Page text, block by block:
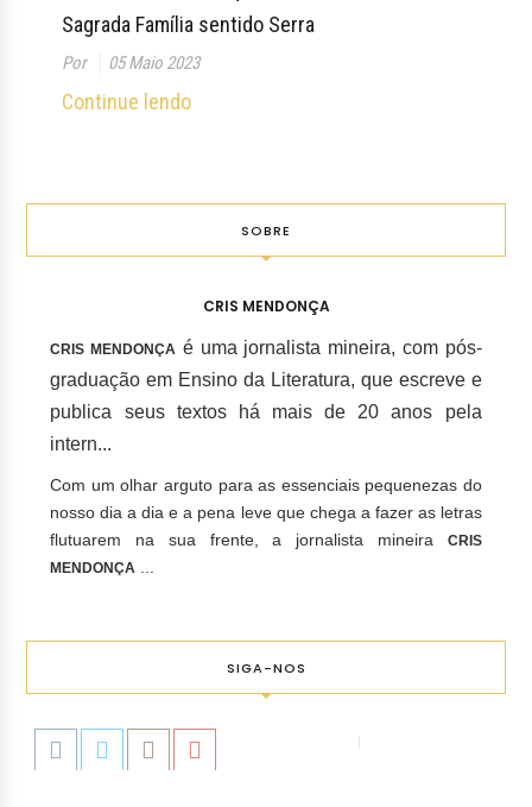
Sagrada Família sentido Serra
Por 05 Maio 2023
Continue lendo
SOBRE
CRIS MENDONÇA
CRIS MENDONÇA é uma jornalista mineira, com pós-
graduação em Ensino da Literatura, que escreve e
publica seus textos há mais de 20 anos pela
intern...
Com um olhar arguto para as essenciais pequenezas do
nosso dia a dia e a pena leve que chega a fazer as letras
flutuarem na sua frente, a jornalista mineira
CRIS
MENDONÇA ...
SIGA-NOS